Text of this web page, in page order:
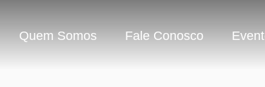
Quem Somos Fale Conosco